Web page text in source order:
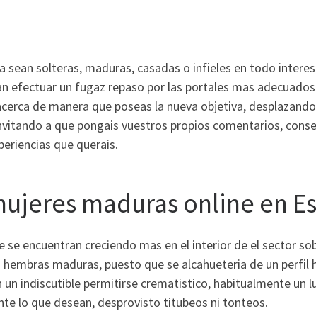
sean solteras, maduras, casadas o infieles en todo
efectuar un fugaz repaso por las portales mas
de manera que poseas la nueva objetiva,
a que pongais vuestros propios comentarios,
que querais.
maduras online en
se encuentran creciendo mas en el interior de el sector
maduras, puesto que se alcahueteria de un perfil
un indiscutible permitirse crematistico, habitualmente un
lo que desean, desprovisto titubeos ni tonteos.